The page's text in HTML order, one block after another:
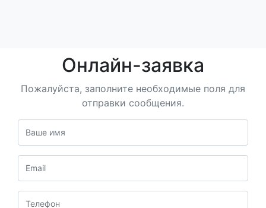
Онлайн-заявка
Пожалуйста, заполните необходимые поля для
отправки сообщения.